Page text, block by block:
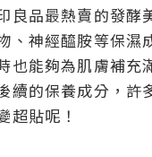
良品最熱賣的發酵
、神經醯胺等保濕
也能夠為肌膚補充
續的保養成分，許
超貼呢！